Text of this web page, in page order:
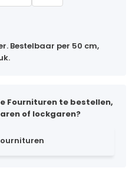
Bestelbaar per 50 cm,
Fournituren te bestellen,
of lockgaren?